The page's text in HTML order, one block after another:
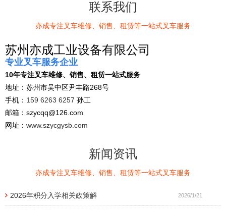
联系我们
亦成专注叉车维修、销售、租赁等一站式叉车服务
苏州亦成工业设备有限公司
专业叉车服务企业
10年专注叉车维修、销售、租赁一站式服务
地址：苏州市吴中区尹丰路268号
手机： 159 6263 6257 孙工
邮箱：szycqq@126.com
网址： www.szycgysb.com
新闻资讯
亦成专注叉车维修、销售、租赁等一站式叉车服务
2026年积分入学相关政策解 2026/1/21